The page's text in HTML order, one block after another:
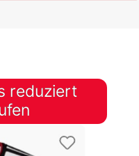
reduziert